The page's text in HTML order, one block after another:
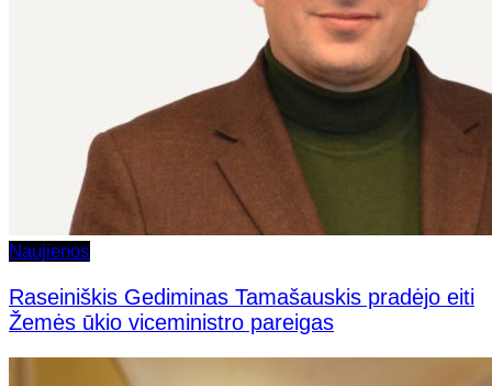
Naujienos
Raseiniškis Gediminas Tamašauskis pradėjo eiti
Žemės ūkio viceministro pareigas